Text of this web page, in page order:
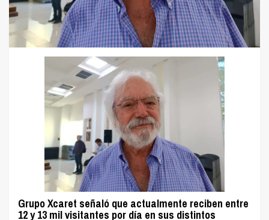
Grupo Xcaret señaló que actualmente reciben entre
12 y 13 mil visitantes por día en sus distintos